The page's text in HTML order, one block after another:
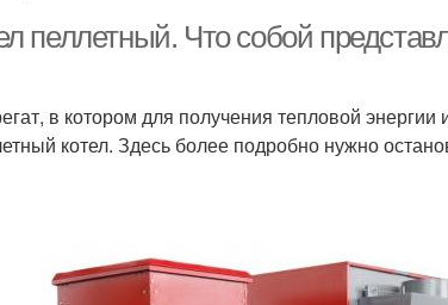
пеллетный. Что собой
в котором для получения тепловой
котел. Здесь более подробно нужно